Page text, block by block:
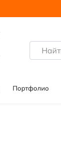
Search
for:
Портфолио